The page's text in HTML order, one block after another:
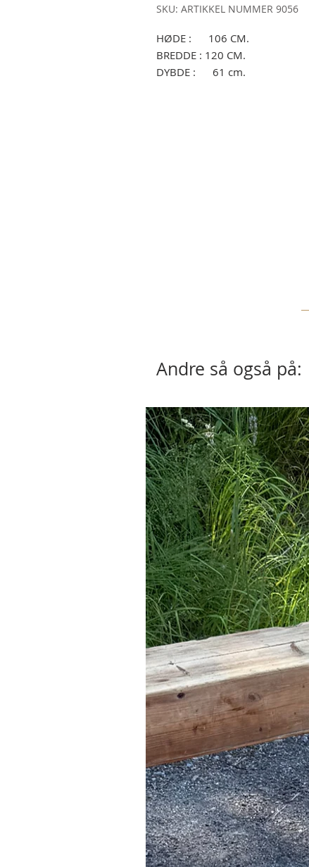
SKU: ARTIKKEL NUMMER 9056
HØDE : 106 CM.
BREDDE : 120 CM.
DYBDE : 61 cm.
Andre så også på: